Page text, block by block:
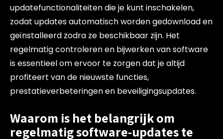
updatefunctionaliteiten die je kunt inschakelen,
zodat updates automatisch worden gedownload en
geïnstalleerd zodra ze beschikbaar zijn. Het
regelmatig controleren en bijwerken van software
is essentieel om ervoor te zorgen dat je altijd
profiteert van de nieuwste functies,
prestatieverbeteringen en beveiligingsupdates.
Waarom is het belangrijk om
regelmatig software-updates te